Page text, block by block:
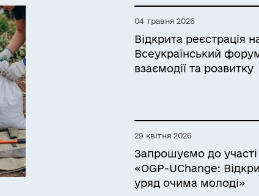
04 травня 2026
Відкрита реєстрація
Всеукраїнський
взаємодії та розвитку
29 квітня 2026
Запрошуємо до участі
«OGP-UChange:
уряд очима молоді»